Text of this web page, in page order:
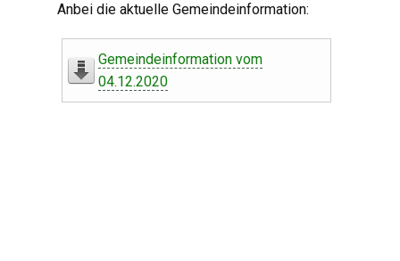
Anbei die aktuelle Gemeindeinformation:
Gemeindeinformation vom
04.12.2020